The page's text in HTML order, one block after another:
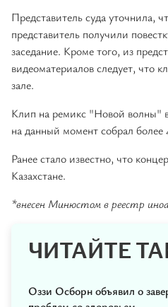
Представитель суда уточнила,
представитель получили
заседание. Кроме того, из
видеоматериалов следует, что
зале.
Клип на ремикс "Новой волны"
на данный момент собрал
Ранее стало известно, что
Казахстане.
*внесен Минюстом в реестр
ЧИТАЙТЕ
Оззи Осборн объявил о